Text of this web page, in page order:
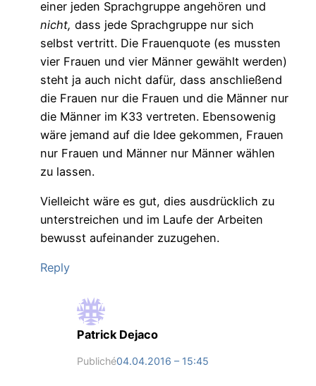
einer jeden Sprachgruppe angehören und
nicht, dass jede Sprachgruppe nur sich
selbst vertritt. Die Frauenquote (es mussten
vier Frauen und vier Männer gewählt werden)
steht ja auch nicht dafür, dass anschließend
die Frauen nur die Frauen und die Männer nur
die Männer im K33 vertreten. Ebensowenig
wäre jemand auf die Idee gekommen, Frauen
nur Frauen und Männer nur Männer wählen
zu lassen.
Vielleicht wäre es gut, dies ausdrücklich zu
unterstreichen und im Laufe der Arbeiten
bewusst aufeinander zuzugehen.
Reply
Patrick Dejaco
Publiché04.04.2016 – 15:45